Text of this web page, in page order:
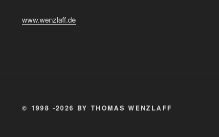
www.wenzlaff.de
© 1998 -2026 BY THOMAS WENZLAFF